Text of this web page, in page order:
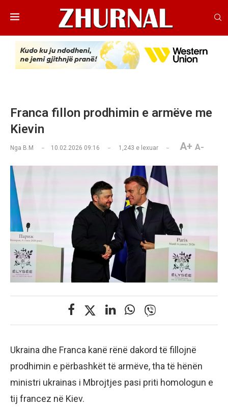
Franca fillon prodhimin e armëve me
Kievin
Nga B.M 10.02.2026 09:16 1,243 e lexuar A+ A-
Ukraina dhe Franca kanë rënë dakord të fillojnë
prodhimin e përbashkët të armëve, tha të hënën
ministri ukrainas i Mbrojtjes pasi priti homologun e
tij francez në Kiev.